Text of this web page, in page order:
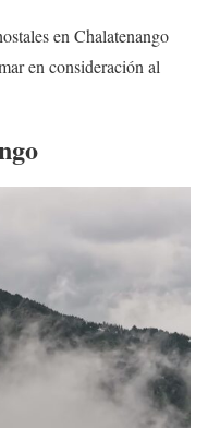
en Chalatenango
en consideración al